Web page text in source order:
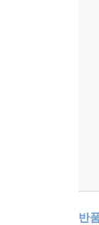
반